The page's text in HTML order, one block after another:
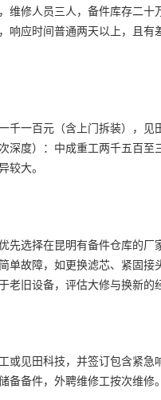
修人员三人，备件库存二
应时间普通两天以上，且
一百元（含上门拆装），
度）：中成重工两千五百
大。
选择在昆明有备件仓库的
故障，如更换滤芯、紧固
旧设备，评估大修与换新的
见田科技，并签订包含紧
备件，外聘维修工按次维修